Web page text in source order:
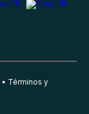
Términos y